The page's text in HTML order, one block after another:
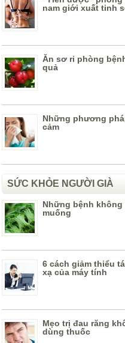
nam giới xuất tinh
Ăn sơ ri phòng
quả
Những phương
cảm
SỨC KHỎE NGƯỜI GIÀ
Những bệnh không
muống
6 cách giảm thiểu
xạ của máy tính
Mẹo trị đau răng
dùng thuốc